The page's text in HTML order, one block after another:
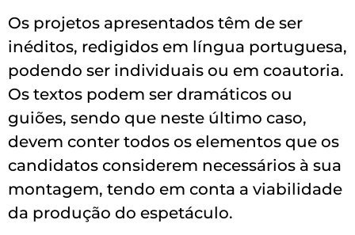
Os projetos apresentados têm de ser
inéditos, redigidos em língua portuguesa,
podendo ser individuais ou em coautoria.
Os textos podem ser dramáticos ou
guiões, sendo que neste último caso,
devem conter todos os elementos que os
candidatos considerem necessários à sua
montagem, tendo em conta a viabilidade
da produção do espetáculo.